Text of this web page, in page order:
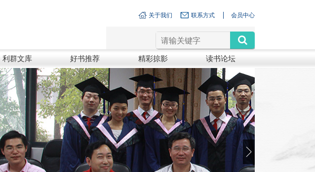
会员中心
联系方式
关于我们
利群文库 好书推荐 精彩掠影 读书论坛